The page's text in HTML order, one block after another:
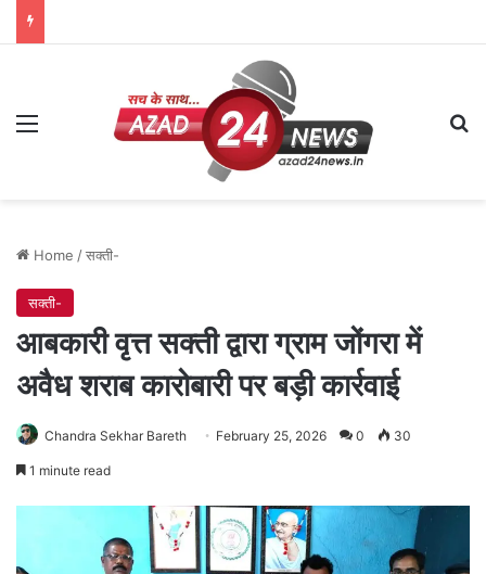
Menu
Home /सक्ती-
सक्ती-
आबकारी वृत्त सक्ती द्वारा ग्राम जोंगरा में
अवैध शराब कारोबारी पर बड़ी कार्रवाई
Chandra Sekhar Bareth February 25, 2026 0 30
1 minute read